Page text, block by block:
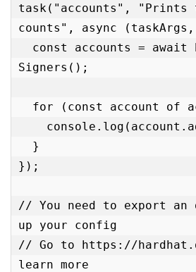
task("accounts",
counts", async
Signers();
});
// You need to export
up your config
// Go to https://
learn more